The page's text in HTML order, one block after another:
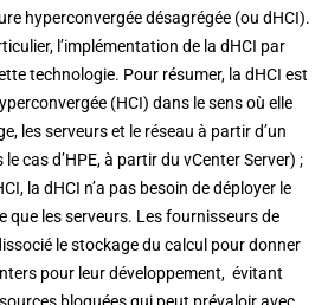
hyperconvergée désagrégée (ou dHCI).
l’implémentation de la dHCI par
technologie. Pour résumer, la dHCI est
(HCI) dans le sens où elle
les serveurs et le réseau à partir d’un
cas d’HPE, à partir du vCenter Server) ;
la dHCI n’a pas besoin de déployer le
que les serveurs. Les fournisseurs de
le stockage du calcul pour donner
pour leur développement, évitant